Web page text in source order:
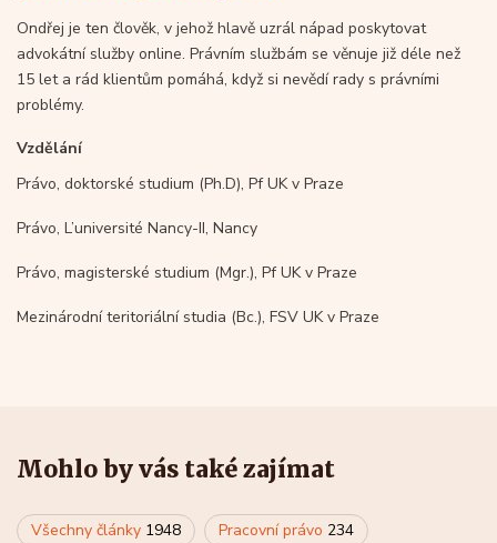
Ondřej je ten člověk, v jehož hlavě uzrál nápad poskytovat
advokátní služby online. Právním službám se věnuje již déle než
15 let a rád klientům pomáhá, když si nevědí rady s právními
problémy.
Vzdělání
Právo, doktorské studium (Ph.D), Pf UK v Praze
Právo, L’université Nancy-II, Nancy
Právo, magisterské studium (Mgr.), Pf UK v Praze
Mezinárodní teritoriální studia (Bc.), FSV UK v Praze
Mohlo by vás také zajímat
Všechny články 1948 Pracovní právo 234